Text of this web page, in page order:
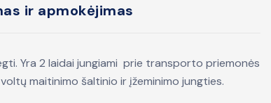
ir apmokėjimas
Yra 2 laidai jungiami prie transporto priemonės
voltų maitinimo šaltinio ir įžeminimo jungties.